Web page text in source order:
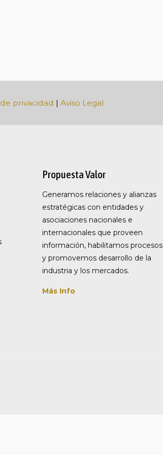
privacidad |Aviso Legal
Propuesta Valor
Generamos relaciones y alianzas
estratégicas con entidades y
asociaciones nacionales e
internacionales que proveen
información, habilitamos procesos
y promovemos desarrollo de la
industria y los mercados.
Más Info